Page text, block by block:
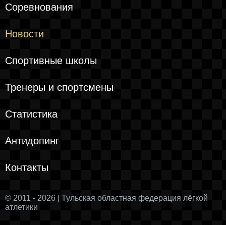
Соревнования
Новости
Спортивные школы
Тренеры и спортсмены
Статистика
Антидопинг
Контакты
© 2011 - 2026 | Тульская областная федерация лёгкой
атлетики